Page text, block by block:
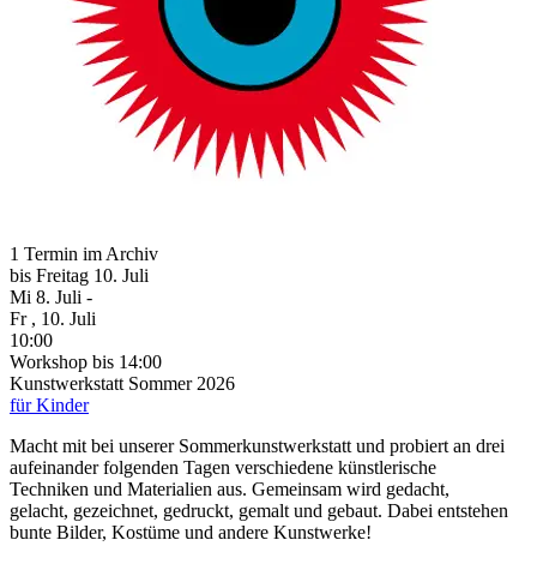
1 Termin im Archiv
bis Freitag 10. Juli
Mi 8. Juli -
Fr , 10. Juli
10:00
Workshop bis 14:00
Kunstwerkstatt Sommer 2026
für Kinder
Macht mit bei unserer Sommerkunstwerkstatt und probiert an drei
aufeinander folgenden Tagen verschiedene künstlerische
Techniken und Materialien aus. Gemeinsam wird gedacht,
gelacht, gezeichnet, gedruckt, gemalt und gebaut. Dabei entstehen
bunte Bilder, Kostüme und andere Kunstwerke!